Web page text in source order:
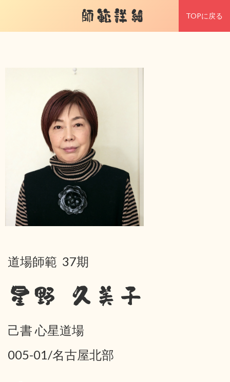
師範詳細 TOPに戻る
道場師範 37期
星野 久美子
己書 心星道場
005-01/名古屋北部